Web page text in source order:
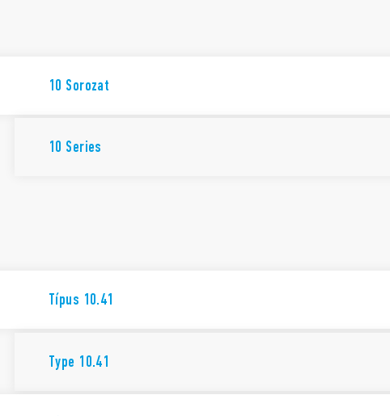
10 Sorozat
10 Series
Típus 10.41
Type 10.41